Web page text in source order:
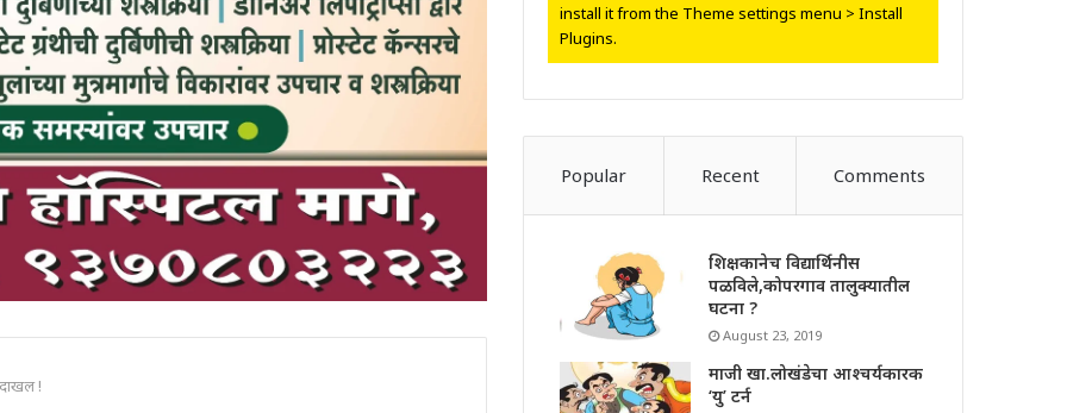
!
install it from the Theme settings menu > Install
Plugins.
Popular Recent Comments
शिक्षकानेच विद्यार्थिनीस
पळविले,कोपरगाव तालुक्यातील
घटना ?
August 23, 2019
माजी खा.लोखंडेचा आश्चर्यकारक
‘यु’ टर्न